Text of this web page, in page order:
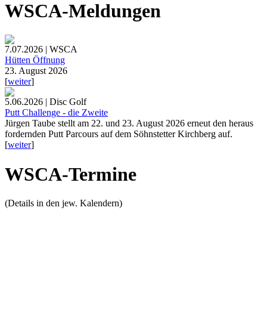
WSCA-Meldungen
7.07.2026 | WSCA
Hütten Öffnung
23. August 2026
[weiter]
5.06.2026 | Disc Golf
Putt Challenge - die Zweite
Jürgen Taube stellt am 22. und 23. August 2026 erneut den heraus
fordernden Putt Parcours auf dem Söhnstetter Kirchberg auf.
[weiter]
WSCA-Termine
(Details in den jew. Kalendern)